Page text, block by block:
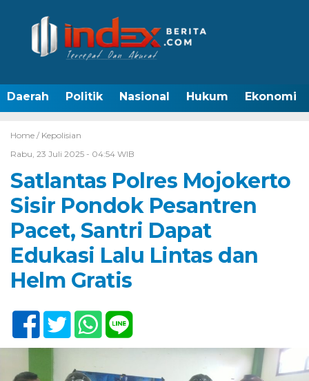
Daerah Politik Nasional Hukum Ekonomi
Home / Kepolisian
Rabu, 23 Juli 2025 - 04:54 WIB
Satlantas Polres Mojokerto
Sisir Pondok Pesantren
Pacet, Santri Dapat
Edukasi Lalu Lintas dan
Helm Gratis